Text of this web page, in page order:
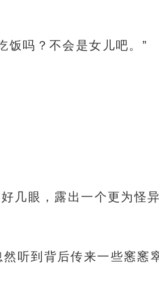
饭吗？不会是女儿吧。”
几眼，露出一个更为怪
听到背后传来一些窸窸